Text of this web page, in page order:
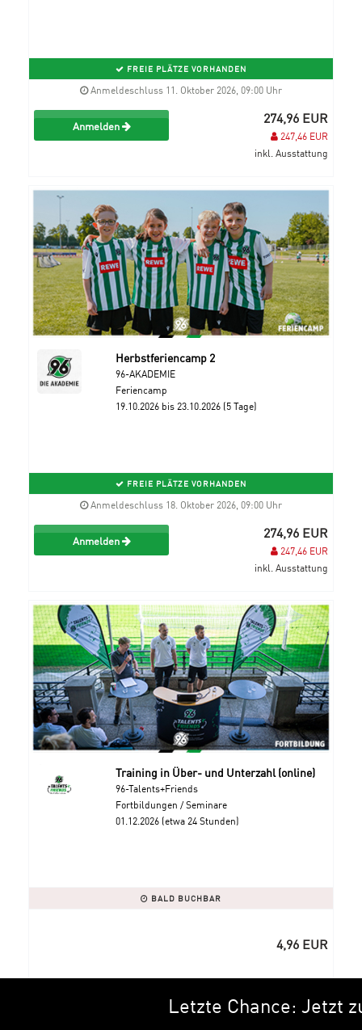
FREIE PLÄTZE VORHANDEN
Anmeldeschluss 11. Oktober 2026, 09:00 Uhr
Anmelden 274,96 EUR
247,46 EUR
inkl. Ausstattung
Herbstferiencamp 2
96-AKADEMIE
Feriencamp
19.10.2026 bis 23.10.2026 (5 Tage)
FREIE PLÄTZE VORHANDEN
Anmeldeschluss 18. Oktober 2026, 09:00 Uhr
Anmelden 274,96 EUR
247,46 EUR
inkl. Ausstattung
Training in Über- und Unterzahl (online)
96-Talents+Friends
Fortbildungen / Seminare
01.12.2026 (etwa 24 Stunden)
BALD BUCHBAR
4,96 EUR
Letzte Chance: Jetzt zu